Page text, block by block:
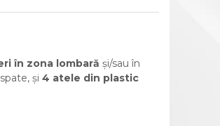
în zona lombară și/sau în
și 4 atele din plastic